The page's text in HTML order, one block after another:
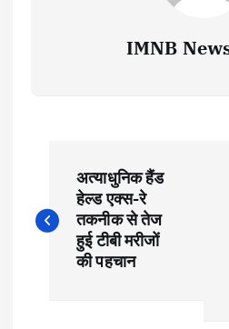
IMNB
o
अत्याधुनिक हैंड
हेल्ड एक्स-रे
तकनीक से तेज
हुई टीबी मरीजों
की पहचान